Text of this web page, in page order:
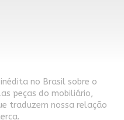
no Brasil sobre o
peças do mobiliário,
traduzem nossa relação